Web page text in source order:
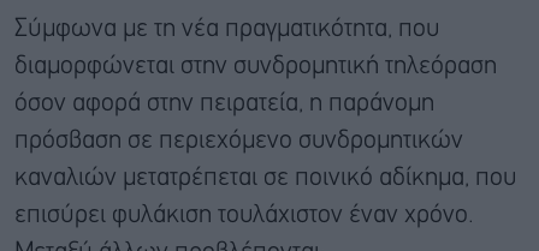
Σύμφωνα με τη νέα πραγματικότητα, που
διαμορφώνεται στην συνδρομητική τηλεόραση
όσον αφορά στην πειρατεία, η παράνομη
πρόσβαση σε περιεχόμενο συνδρομητικών
καναλιών μετατρέπεται σε ποινικό αδίκημα, που
επισύρει φυλάκιση τουλάχιστον έναν χρόνο.